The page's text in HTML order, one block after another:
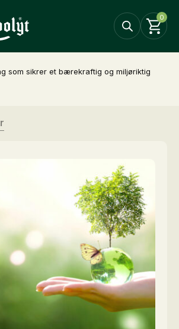
0
som sikrer et bærekraftig og miljøriktig